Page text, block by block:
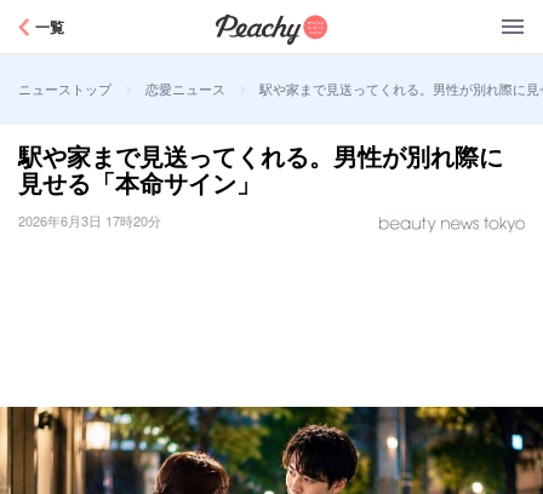
一覧
ニューストップ > 恋愛ニュース > 駅や家まで見送ってくれる。男性が別れ際に
駅や家まで見送ってくれる。男性が別れ際に
見せる「本命サイン」
2026年6月3日 17時20分